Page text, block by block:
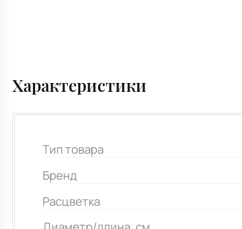
Характеристики
Тип товара
Бренд
Расцветка